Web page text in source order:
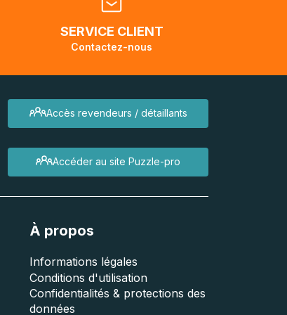
SERVICE CLIENT
Contactez-nous
Accès revendeurs / détaillants
Accéder au site Puzzle-pro
À propos
Informations légales
Conditions d'utilisation
Confidentialités & protections des
données